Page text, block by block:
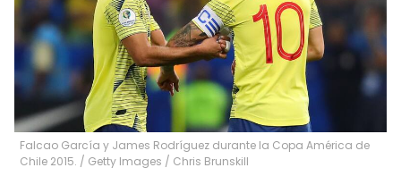
Falcao García y James Rodríguez durante la Copa América de
Chile 2015. / Getty Images / Chris Brunskill